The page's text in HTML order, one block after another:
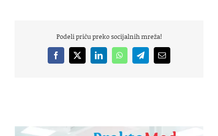
Podeli priču preko socijalnih mreža!
Facebook
X LinkedInWhatsAppTelegramEmail